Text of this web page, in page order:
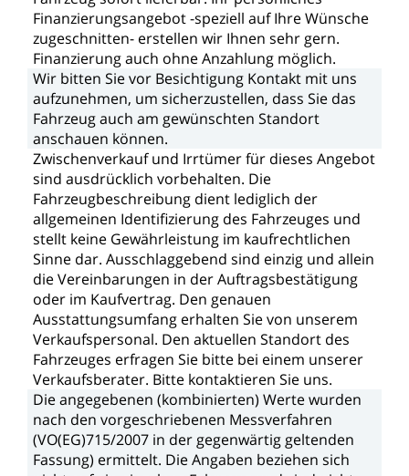
Finanzierungsangebot-speziell auf IhreWünsche
zugeschnitten- erstellen wir Ihnen sehr gern.
Finanzierungauch ohneAnzahlung möglich.
Wir bitten Sievor Besichtigung Kontakt mit uns
aufzunehmen, um sicherzustellen, dass Sie das
Fahrzeugauch am gewünschten Standort
anschauen können.
Zwischenverkauf und Irrtümerfür dieses Angebot
sind ausdrücklich vorbehalten. Die
Fahrzeugbeschreibung dient lediglich der
allgemeinen Identifizierung des Fahrzeuges und
stellt keine Gewährleistung im kaufrechtlichen
Sinne dar. Ausschlaggebend sind einzig und allein
dieVereinbarungen in derAuftragsbestätigung
oder im Kaufvertrag. Den genauen
Ausstattungsumfang erhalten Sievon unserem
Verkaufspersonal. Den aktuellen Standort des
Fahrzeuges erfragen Sie bitte bei einem unserer
Verkaufsberater. Bitte kontaktieren Sie uns.
Dieangegebenen (kombinierten) Wertewurden
nach den vorgeschriebenen Messverfahren
(VO(EG)715/2007 in der gegenwärtig geltenden
Fassung) ermittelt. DieAngaben beziehen sich